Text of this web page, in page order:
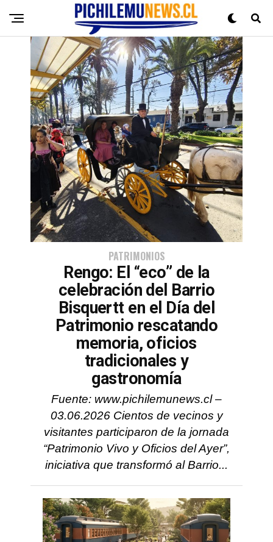
PATRIMONIOS
Rengo: El “eco” de la
celebración del Barrio
Bisquertt en el Día del
Patrimonio rescatando
memoria, oficios
tradicionales y
gastronomía
Fuente: www.pichilemunews.cl –
03.06.2026 Cientos de vecinos y
visitantes participaron de la jornada
“Patrimonio Vivo y Oficios del Ayer”,
iniciativa que transformó al Barrio...